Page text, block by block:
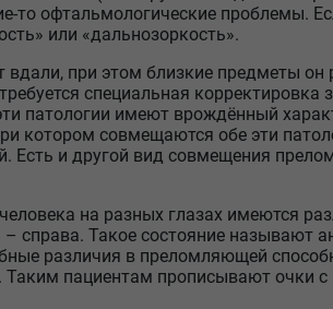
то офтальмологические проблемы.
или «дальнозоркость».
вдали, при этом близкие предметы
специальная
патологии имеют врождённый
котором совмещаются обе эти
Есть и другой вид совмещения
на разных глазах имеются
– справа. Такое состояние называют
различия в преломляющей
пациентам прописывают очки